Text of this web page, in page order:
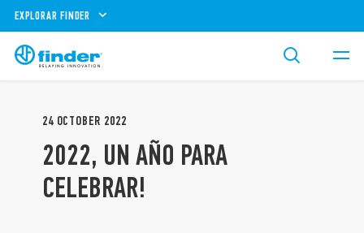
EXPLORAR FINDER
24 OCTOBER 2022
2022, UN AÑO PARA
CELEBRAR!